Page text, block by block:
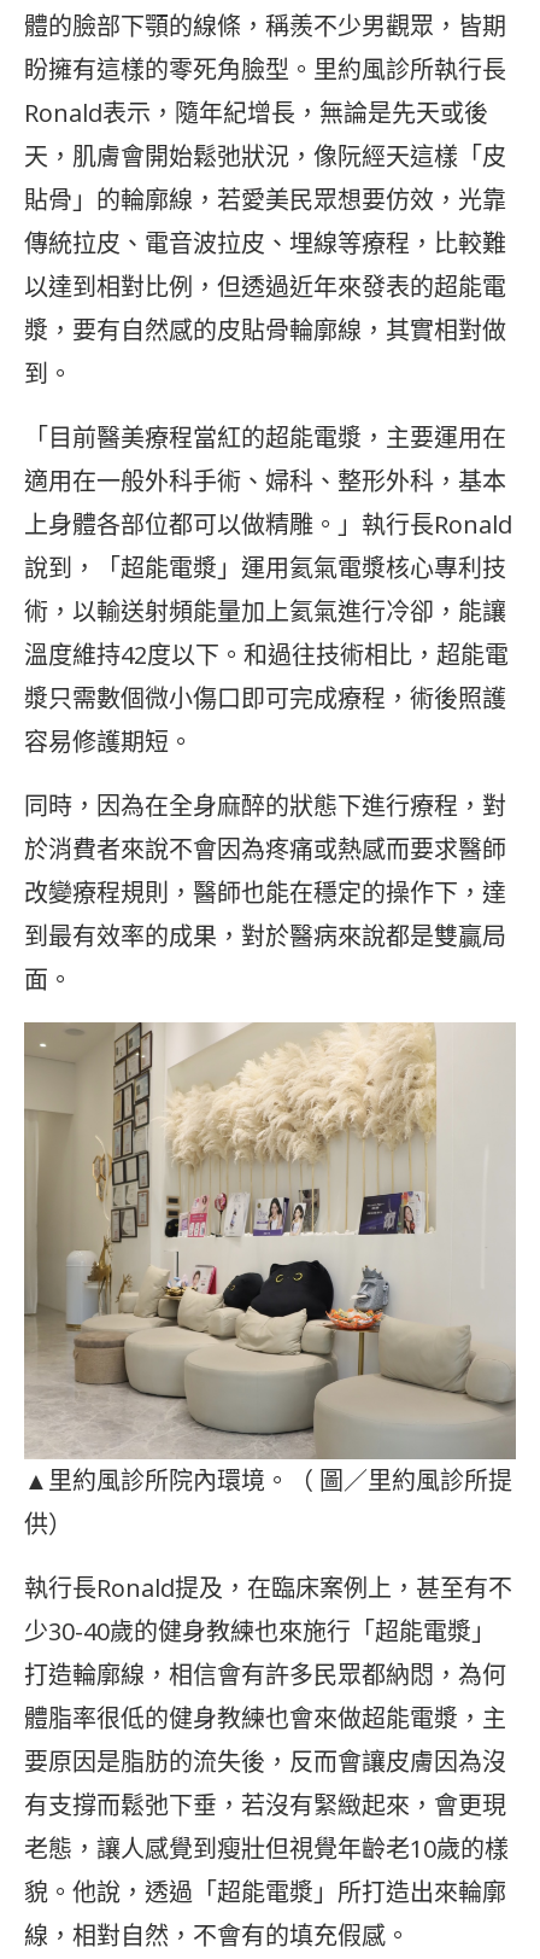
體的臉部下顎的線條，稱羨不少男觀眾，皆期
盼擁有這樣的零死角臉型。里約風診所執行長
Ronald表示，隨年紀增長，無論是先天或後
天，肌膚會開始鬆弛狀況，像阮經天這樣「皮
貼骨」的輪廓線，若愛美民眾想要仿效，光靠
傳統拉皮、電音波拉皮、埋線等療程，比較難
以達到相對比例，但透過近年來發表的超能電
漿，要有自然感的皮貼骨輪廓線，其實相對做
到。
「目前醫美療程當紅的超能電漿，主要運用在
適用在一般外科手術、婦科、整形外科，基本
上身體各部位都可以做精雕。」執行長Ronald
說到，「超能電漿」運用氦氣電漿核心專利技
術，以輸送射頻能量加上氦氣進行冷卻，能讓
溫度維持42度以下。和過往技術相比，超能電
漿只需數個微小傷口即可完成療程，術後照護
容易修護期短。
同時，因為在全身麻醉的狀態下進行療程，對
於消費者來說不會因為疼痛或熱感而要求醫師
改變療程規則，醫師也能在穩定的操作下，達
到最有效率的成果，對於醫病來說都是雙贏局
面。
▲里約風診所院內環境。（ 圖／里約風診所提
供）
執行長Ronald提及，在臨床案例上，甚至有不
少30-40歲的健身教練也來施行「超能電漿」
打造輪廓線，相信會有許多民眾都納悶，為何
體脂率很低的健身教練也會來做超能電漿，主
要原因是脂肪的流失後，反而會讓皮膚因為沒
有支撐而鬆弛下垂，若沒有緊緻起來，會更現
老態，讓人感覺到瘦壯但視覺年齡老10歲的樣
貌。他說，透過「超能電漿」所打造出來輪廓
線，相對自然，不會有的填充假感。